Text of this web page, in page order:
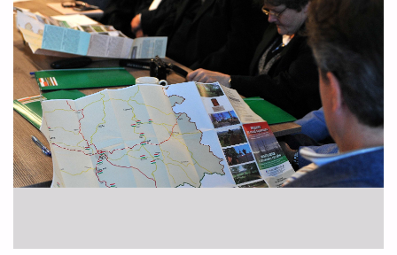
ZIEMI
SĄDECKIEJ”
–
PREZENTACJA
MARII